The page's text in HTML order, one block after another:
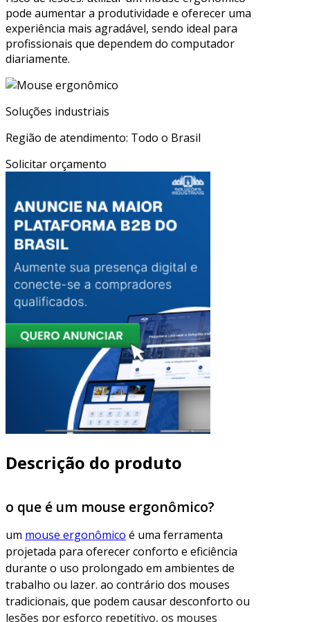
pode aumentar a produtividade e oferecer uma
experiência mais agradável, sendo ideal para
profissionais que dependem do computador
diariamente.
Soluções industriais
Região de atendimento: Todo o Brasil
Solicitar orçamento
Descrição do produto
o que é um mouse ergonômico?
um mouse ergonômico é uma ferramenta
projetada para oferecer conforto e eficiência
durante o uso prolongado em ambientes de
trabalho ou lazer. ao contrário dos mouses
tradicionais, que podem causar desconforto ou
lesões por esforço repetitivo, os mouses